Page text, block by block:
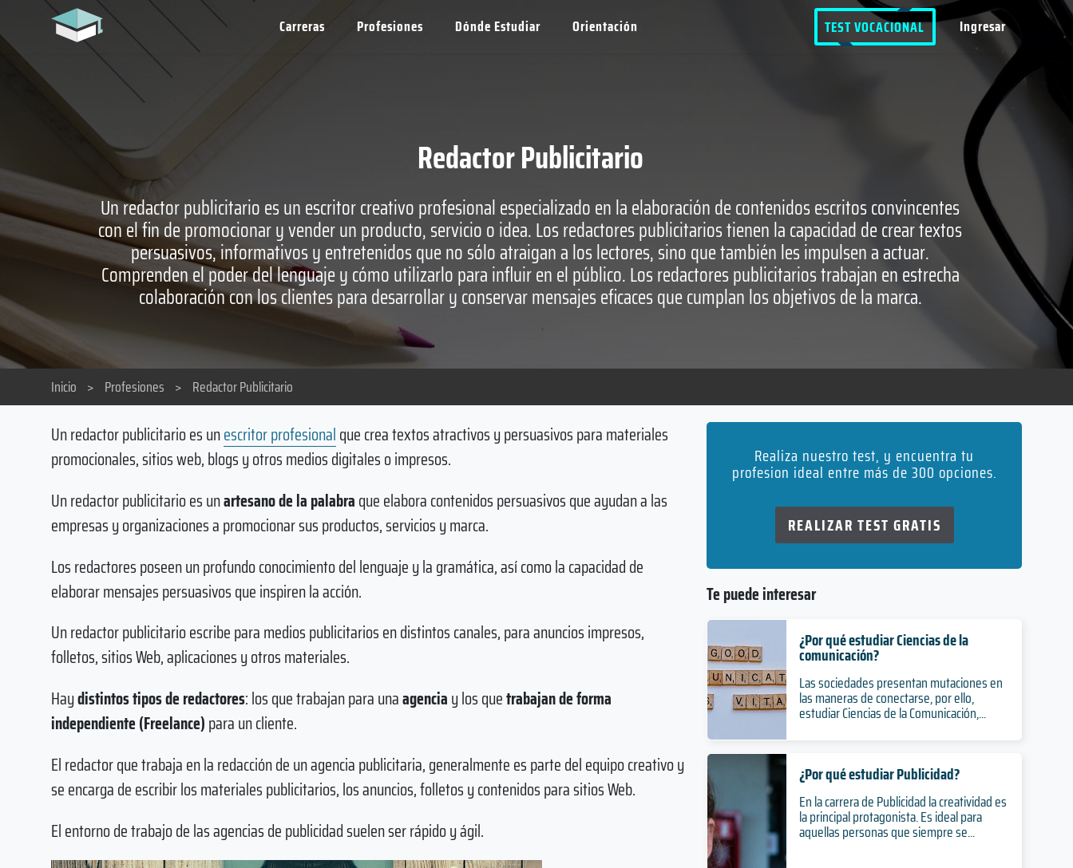
Carreras Profesiones Dónde Estudiar Orientación TEST VOCACIONAL Ingresar
Redactor Publicitario
Un redactor publicitario es un escritor creativo profesional especializado en la elaboración de contenidos escritos convincentes
con el fin de promocionar y vender un producto, servicio o idea. Los redactores publicitarios tienen la capacidad de crear textos
persuasivos, informativos y entretenidos que no sólo atraigan a los lectores, sino que también les impulsen a actuar.
Comprenden el poder del lenguaje y cómo utilizarlo para influir en el público. Los redactores publicitarios trabajan en estrecha
colaboración con los clientes para desarrollar y conservar mensajes eficaces que cumplan los objetivos de la marca.
Inicio > Profesiones > Redactor Publicitario
Un redactor publicitario es unescritor profesionalque crea textos atractivos y persuasivos para materiales
promocionales, sitios web, blogs y otros medios digitales o impresos.
Un redactor publicitario es unartesano de la palabraque elabora contenidos persuasivos que ayudan a las
empresas y organizaciones a promocionar sus productos, servicios y marca.
Los redactores poseen un profundo conocimiento del lenguaje y la gramática, así como la capacidad de
elaborar mensajes persuasivos que inspiren la acción.
Un redactor publicitario escribe para medios publicitarios en distintos canales, para anuncios impresos,
folletos, sitios Web, aplicaciones y otros materiales.
Haydistintos tipos de redactores: los que trabajan para unaagenciay los quetrabajan de forma
independiente (Freelance)para un cliente.
El redactor que trabaja en la redacción de un agencia publicitaria, generalmente es parte del equipo creativo y
se encarga de escribir los materiales publicitarios, los anuncios, folletos y contenidos para sitios Web.
El entorno de trabajo de las agencias de publicidad suelen ser rápido y ágil.
Realiza nuestro test, y encuentra tu
profesion ideal entre más de 300 opciones.
REALIZAR TEST GRATIS
Te puede interesar
¿Por qué estudiar Ciencias de la
comunicación?
Las sociedades presentan mutaciones en
las maneras de conectarse, por ello,
estudiar Ciencias de la Comunicación,...
¿Por qué estudiar Publicidad?
En la carrera de Publicidad la creatividad es
la principal protagonista. Es ideal para
aquellas personas que siempre se...